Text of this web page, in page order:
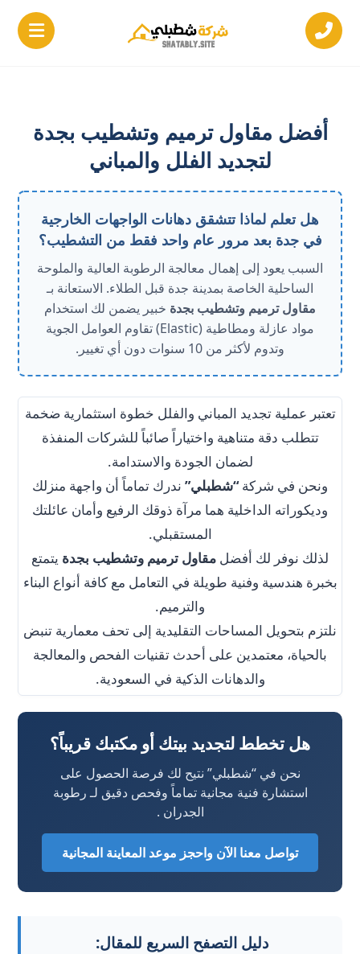
أفضل مقاول ترميم وتشطيب بجدة
لتجديد الفلل والمباني
هل تعلم لماذا تتشقق دهانات الواجهات الخارجية
في جدة بعد مرور عام واحد فقط من التشطيب؟
السبب يعود إلى إهمال معالجة الرطوبة العالية والملوحة
الساحلية الخاصة بمدينة جدة قبل الطلاء. الاستعانة بـ
مقاول ترميم وتشطيب بجدة خبير يضمن لك استخدام
مواد عازلة ومطاطية (Elastic) تقاوم العوامل الجوية
وتدوم لأكثر من 10 سنوات دون أي تغيير.
تعتبر عملية تجديد المباني والفلل خطوة استثمارية ضخمة
تتطلب دقة متناهية واختياراً صائباً للشركات المنفذة
لضمان الجودة والاستدامة.
ونحن في شركة“شطبلي” ندرك تماماً أن واجهة منزلك
وديكوراته الداخلية هما مرآة ذوقك الرفيع وأمان عائلتك
المستقبلي.
لذلك نوفر لك أفضل مقاول ترميم وتشطيب بجدة يتمتع
بخبرة هندسية وفنية طويلة في التعامل مع كافة أنواع البناء
والترميم.
نلتزم بتحويل المساحات التقليدية إلى تحف معمارية تنبض
بالحياة، معتمدين على أحدث تقنيات الفحص والمعالجة
والدهانات الذكية في السعودية.
هل تخطط لتجديد بيتك أو مكتبك قريباً؟
نحن في “شطبلي” نتيح لك فرصة الحصول على
استشارة فنية مجانية تماماً وفحص دقيق لـ رطوبة
الجدران .
تواصل معنا الآن واحجز موعد المعاينة المجانية
دليل التصفح السريع للمقال: